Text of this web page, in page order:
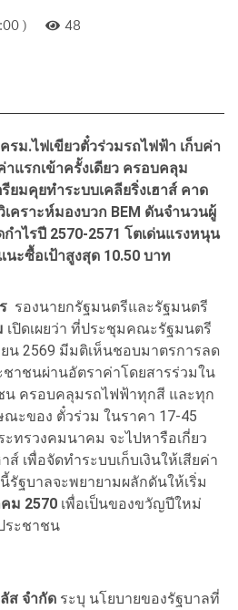
)
48
รม.ไฟเขียวตั๋วร่วมรถไฟฟ้า เก็บค่า
แรกเข้าครั้งเดียว ครอบคลุม
รียมคุยทำระบบเคลียริ่งเฮาส์ คาด
เคราะห์มองบวก BEM ดันจำนวนผู้
ำไรปี 2570-2571 โตเด่นแรงหนุน
ะซื้อเป้าสูงสุด 10.50 บาท
รองนายกรัฐมนตรีและรัฐมนตรี
เปิดเผยว่า ที่ประชุมคณะรัฐมนตรี
น 2569 มีมติเห็นชอบมาตรการลด
าชนผ่านอัตราค่าโดยสารร่วมใน
น ครอบคลุมรถไฟฟ้าทุกสี และทุก
ะของ ตั๋วร่วม ในราคา 17-45
ทรวงคมนาคม จะไปหารือเกี่ยว
ส์ เพื่อจัดทำระบบเก็บเงินให้เสียค่า
นี้รัฐบาลจะพยายามผลักดันให้เริ่ม
ม 2570 เพื่อเป็นของขวัญปีใหม่
ระชาชน
ส จำกัด ระบุ นโยบายของรัฐบาลที่